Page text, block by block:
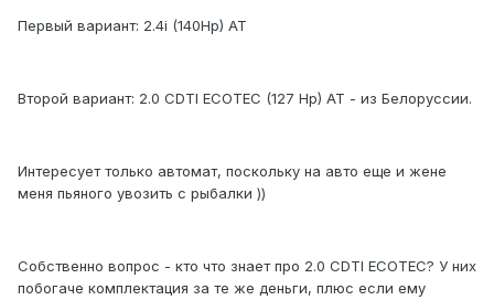
Первый вариант: 2.4i (140Hp) AT
Второй вариант: 2.0 CDTI ECOTEC (127 Hp) AT - из Белоруссии.
Интересует только автомат, поскольку на авто еще и жене
меня пьяного увозить с рыбалки ))
Собственно вопрос - кто что знает про 2.0 CDTI ECOTEC? У них
побогаче комплектация за те же деньги, плюс если ему